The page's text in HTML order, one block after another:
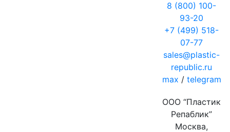
8 (800) 100-
93-20
+7 (499) 518-
07-77
sales@plastic-
republic.ru
max / telegram
ООО “Пластик
Репаблик”
Москва,